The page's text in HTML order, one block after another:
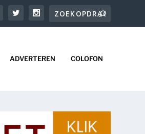
ADVERTEREN COLOFON